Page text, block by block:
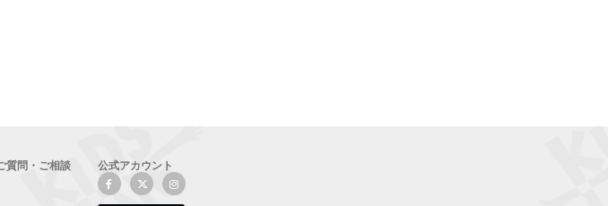
質問・ご相談 公式アカウント